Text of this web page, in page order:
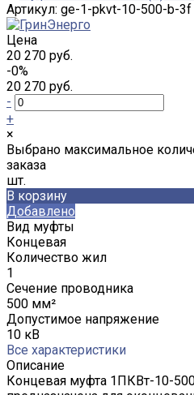
Артикул: ge-1-pkvt-10-500-b-3f
Цена
20 270 руб.
-0%
20 270 руб.
-
+
×
Выбрано максимальное
заказа
шт.
В корзину
Добавлено
Вид муфты
Концевая
Количество жил
1
Сечение проводника
500 мм²
Допустимое напряжение
10 кВ
Все характеристики
Описание
Концевая муфта 1ПКВт-10-